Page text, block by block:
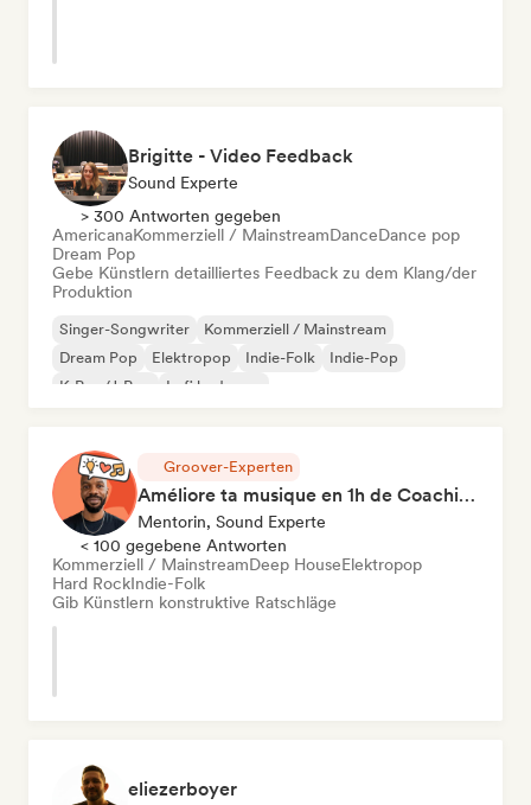
Brigitte - Video Feedback
Sound Experte
> 300 Antworten gegeben
AmericanaKommerziell / MainstreamDanceDance pop
Dream Pop
Gebe Künstlern detailliertes Feedback zu dem Klang/der
Produktion
Singer-Songwriter
Kommerziell / Mainstream
Dream Pop
Elektropop Indie-Folk
Indie-Pop
K-Pop/J-Pop
Lofi bedroom
Groover-Experten
Améliore ta musique en 1h de Coaching
Mentorin, Sound Experte
< 100 gegebene Antworten
Kommerziell / MainstreamDeep HouseElektropop
Hard RockIndie-Folk
Gib Künstlern konstruktive Ratschläge
eliezerboyer